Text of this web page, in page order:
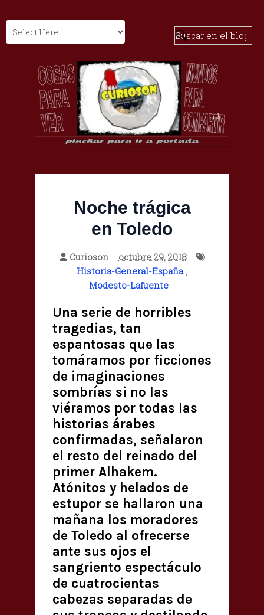
Noche trágica
en Toledo
Curioson
octubre 29, 2018
Historia-General-España,
Modesto-Lafuente
Una serie de horribles
tragedias, tan
espantosas que las
tomáramos por ficciones
de imaginaciones
sombrías si no las
viéramos por todas las
historias árabes
confirmadas, señalaron
el resto del reinado del
primer Alhakem.
Atónitos y helados de
estupor se hallaron una
mañana los moradores
de Toledo al ofrecerse
ante sus ojos el
sangriento espectáculo
de cuatrocientas
cabezas separadas de